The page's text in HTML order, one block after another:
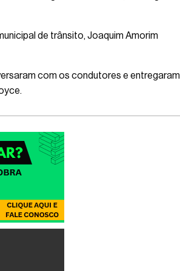
de trânsito, Joaquim Amorim
com os condutores e entregaram